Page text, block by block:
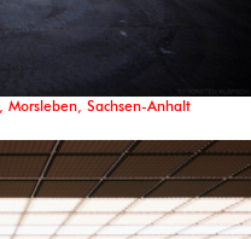
Sachsen-Anhalt